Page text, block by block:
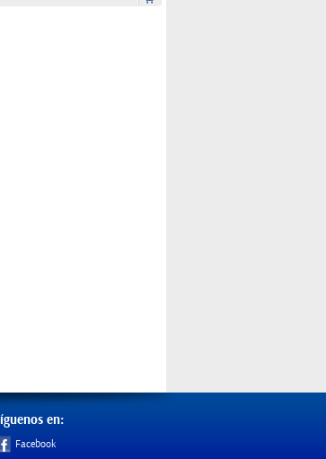
en:
Facebook